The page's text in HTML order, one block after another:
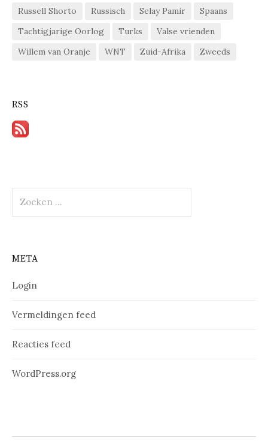
Russell Shorto
Russisch Selay Pamir
Spaans
Tachtigjarige Oorlog
Turks
Valse vrienden
Willem van Oranje
WNT Zuid-Afrika Zweeds
RSS
naar:
META
Login
Vermeldingen feed
Reacties feed
WordPress.org